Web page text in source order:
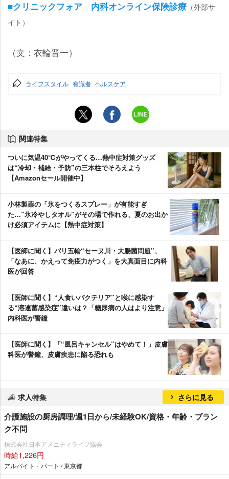
■クリニックフォア 内科オンライン保険診療 （外部サ
イト）
（文：衣輪晋一）
ライフスタイル 有識者 ヘルスケア
関連特集
ついに気温40℃がやってくる…熱中症対策グッズ
は“冷却・補給・予防”の三本柱でそろえよう
【Amazonセール開催中】
小林製薬の「氷をつくるスプレー」が有能すぎ
た…”氷冷やしタオル”がその場で作れる、夏のお出か
け必須アイテムに【熱中症対策】
【医師に聞く】パリ五輪“セーヌ川・大腸菌問題”、
「なあに、かえって免疫力がつく」を大真面目に内科
医が回答
【医師に聞く】“人食いバクテリア”と喉に感染す
る“溶連菌感染症”違いは？「糖尿病の人はより注意」
内科医が警鐘
【医師に聞く】「“風呂キャンセル”はやめて！」皮膚
科医が警鐘、皮膚疾患に陥る恐れも
求人特集 さらに見る
介護施設の厨房調理/週1日から/未経験OK/資格・年齢・ブラン
ク不問
株式会社日本アメニティライフ協会
時給1,226円
アルバイト・パート / 東京都